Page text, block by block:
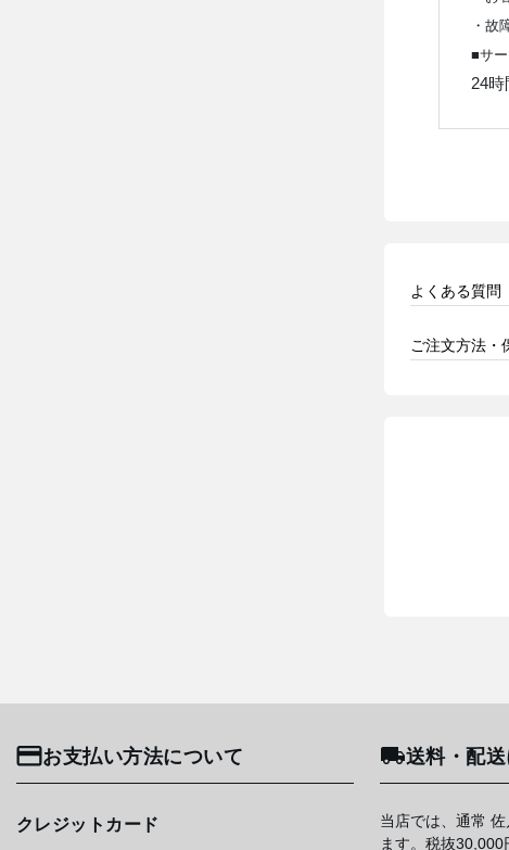
・故
■サ
24時
よくある質問
ご注文方法・
お支払い方法について
クレジットカード
送料・配
当店では、通常
ます。税抜